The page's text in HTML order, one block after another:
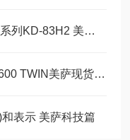
日本进口关西热电热风发生器KD系列KD-83H2 美萨代理系列
THINKY真空针筒充填机 ARC-600 TWIN美萨现货50只
表示 美萨科技篇